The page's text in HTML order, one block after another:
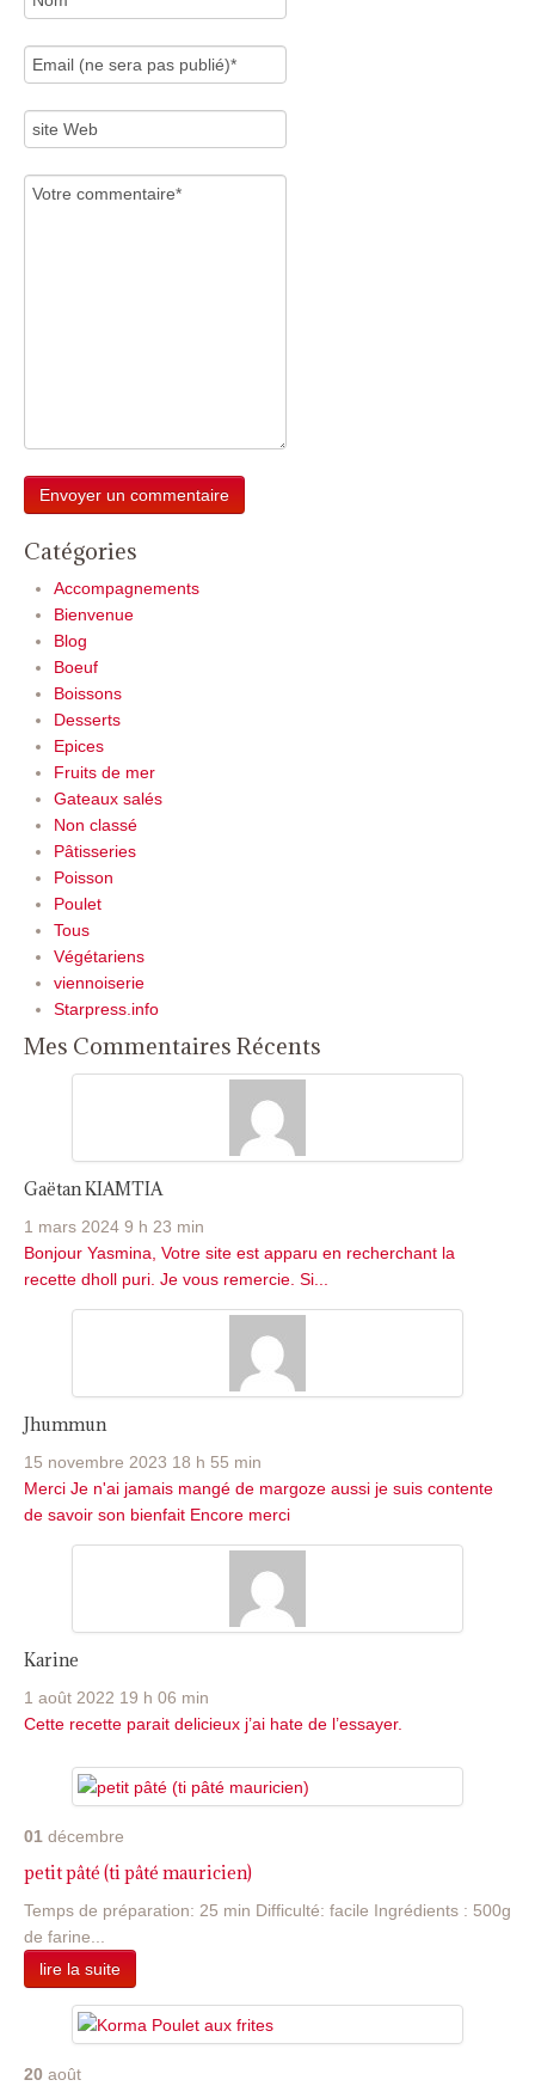
Catégories
Accompagnements
Bienvenue
Blog
Boeuf
Boissons
Desserts
Epices
Fruits de mer
Gateaux salés
Non classé
Pâtisseries
Poisson
Poulet
Tous
Végétariens
viennoiserie
Starpress.info
Mes Commentaires Récents
Gaëtan KIAMTIA
1 mars 2024 9 h 23 min
Bonjour Yasmina, Votre site est apparu en recherchant la
recette dholl puri. Je vous remercie. Si...
Jhummun
15 novembre 2023 18 h 55 min
Merci Je n'ai jamais mangé de margoze aussi je suis contente
de savoir son bienfait Encore merci
Karine
1 août 2022 19 h 06 min
Cette recette parait delicieux j’ai hate de l’essayer.
01 décembre
petit pâté (ti pâté mauricien)
Temps de préparation: 25 min Difficulté: facile Ingrédients : 500g
de farine...
lire la suite
20 août